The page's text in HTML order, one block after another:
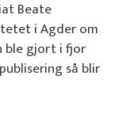
Beate
i Agder om
ble gjort i fjor
så blir